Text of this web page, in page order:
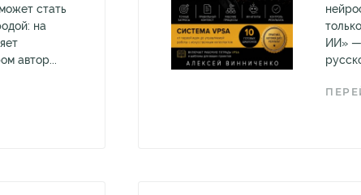
стать
на
автор...
ИИ» —